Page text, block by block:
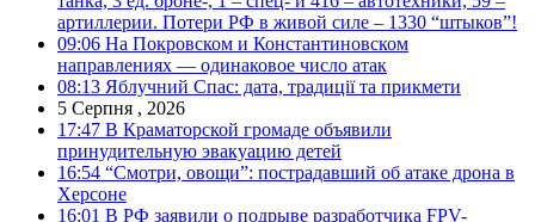
артиллерии. Потери РФ в живой силе – 1330 “штыков”!
09:06 На Покровском и Константиновском
направлениях — одинаковое число атак
08:13 Яблучний Спас: дата, традиції та прикмети
5 Серпня , 2026
17:47 В Краматорской громаде объявили
принудительную эвакуацию детей
16:54 “Смотри, овощи”: пострадавший об атаке дрона в
Херсоне
16:01 В РФ заявили о подрыве разработчика FPV-